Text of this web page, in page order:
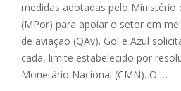
medidas adotadas pelo
(MPor) para apoiar o setor em
de aviação (QAv). Gol e Azul
cada, limite estabelecido por
Monetário Nacional (CMN). O …